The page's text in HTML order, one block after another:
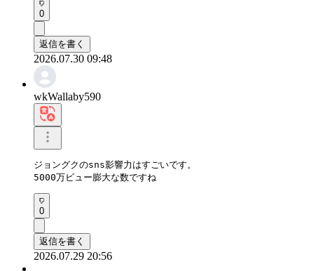
0
返信を書く
2026.07.30 09:48
wkWallaby590
ジョングクのsns影響力はすごいです。
5000万ビュー膨大な数ですね
0
返信を書く
2026.07.29 20:56